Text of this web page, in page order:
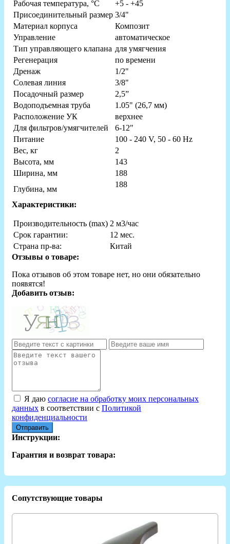
Рабочая температура, °С
+5 - +45
Присоединительный размер 3/4"
Материал корпуса
Композит
Управление
автоматическое
Тип управляющего клапана для умягчения
Регенерация
по времени
Дренаж
1/2"
Солевая линия
3/8"
Посадочный размер
2,5”
Водоподъемная труба
1.05" (26,7 мм)
Расположение УК
верхнее
Для фильтров/умягчителей
6-12"
Питание
100 - 240 V, 50 - 60 Hz
Вес, кг
2
Высота, мм
143
Ширина, мм
188
Глубина, мм
188
Характеристики:
Производительность (max) 2 м3/час
Срок гарантии:
12 мес.
Страна пр-ва:
Китай
Отзывы о товаре:
Пока отзывов об этом товаре нет, но они обязательно
появятся!
Добавить отзыв:
Я даю согласие на обработку моих персональных
данных в соответствии с Политикой
конфиденциальности
Отправить
Инструкции:
Гарантия и возврат товара:
Сопутствующие товары